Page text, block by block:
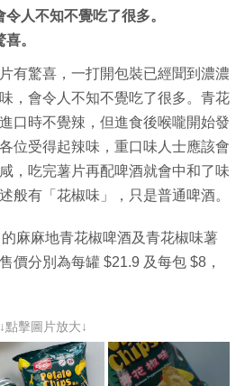
人不知不覺吃了很多。
。
有驚喜，一打開包裝已經聞到濃濃
，會令人不知不覺吃了很多。青花
口時不覺辣，但進食後喉嚨開始發
位受得起辣味，重口味人士應該會
，吃完薯片再配啤酒就會中和了味
般有「花椒味」，只是普通啤酒。
麻麻地青花椒啤酒及青花椒味薯
價分別為每罐 $21.9 及每包 $8，
↓點擊圖片放大↓